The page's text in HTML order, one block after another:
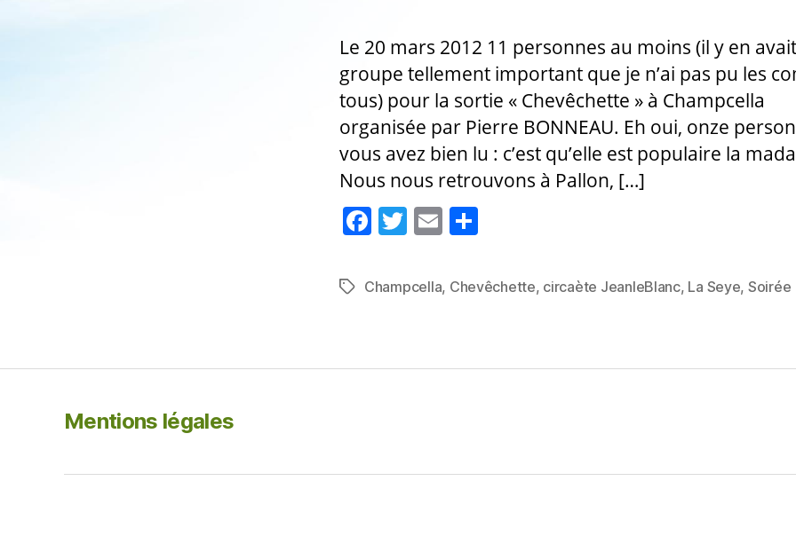
Le 20 mars 2012 11 personnes au moins (il y en
groupe tellement important que je n’ai pas pu les
tous) pour la sortie « Chevêchette » à Champcella
organisée par Pierre BONNEAU. Eh oui, onze
vous avez bien lu : c’est qu’elle est populaire la
Nous nous retrouvons à Pallon, […]
F
c
o
T
itt
E
ai
l
rt
er
Étiquettes
Champcella, Chevêchette, circaète JeanleBlanc, La Seye, Soirée
Mentions légales